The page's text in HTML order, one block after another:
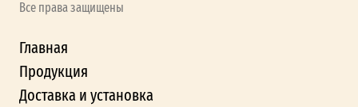
Все права защищены
Главная
Продукция
Доставка и установка